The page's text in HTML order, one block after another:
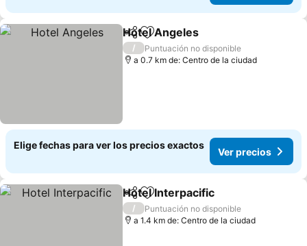
CompartirAgregar a favoritos
Hotel Angeles
/
Puntuación no disponible
a 0.7 km de: Centro de la ciudad
Elige fechas para ver los precios exactos
Ver precios
CompartirAgregar a favoritos
Hotel Interpacific
/
Puntuación no disponible
a 1.4 km de: Centro de la ciudad